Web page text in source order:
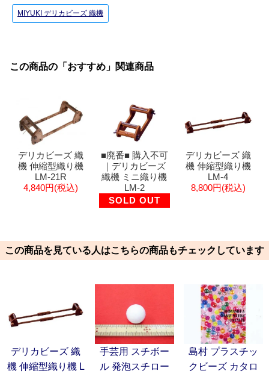
MIYUKI デリカビーズ 織機
この商品の「おすすめ」関連商品
デリカビーズ 織
機 伸縮型織り機
LM-21R
4,840円(税込)
■廃番■ 購入不可
｜デリカビーズ
織機 ミニ織り機
LM-2
SOLD OUT
デリカビーズ 織
機 伸縮型織り機
LM-4
8,800円(税込)
この商品を見ている人はこちらの商品もチェックしています
デリカビーズ 織
機 伸縮型織り機 L
手芸用 スチボー
ル 発泡スチロー
島村 プラスチッ
クビーズ カタロ